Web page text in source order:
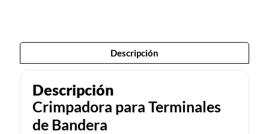
Descripción
Descripción
Crimpadora para Terminales
de Bandera